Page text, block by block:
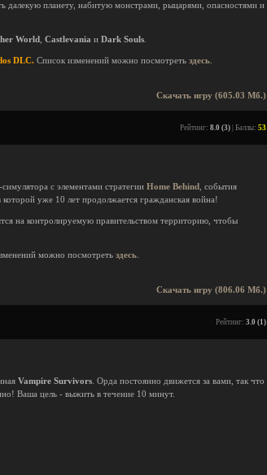
далекую планету, набитую монстрами, рыцарями, опасностями и
World Castlevania и Dark Souls
DLC. Список изменений можно посмотреть здесь
Скачать игру (605.03 Мб.)
Рейтинг: 8.0 (3) | Баллы: 53
с элементами стратегии Home Behind
, события
уже 10 лет продолжается гражданская война!
на контролируемую правительством территорию, чтобы
можно посмотреть здесь
Скачать игру (806.06 Мб.)
Рейтинг: 3.0 (1)
Vampire Survivors . Орда постоянно движется за вами, так что
Ваша цель - выжить в течение 10 минут.